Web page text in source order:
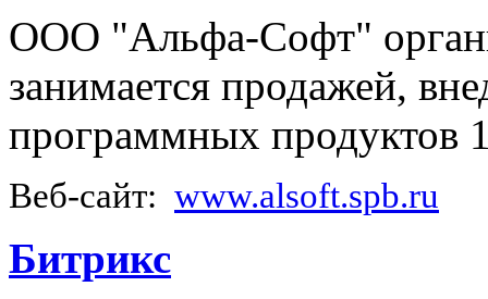
ООО "Альфа-Софт"
занимается продажей,
программных продуктов
Веб-сайт: www.alsoft.spb.ru
Битрикс